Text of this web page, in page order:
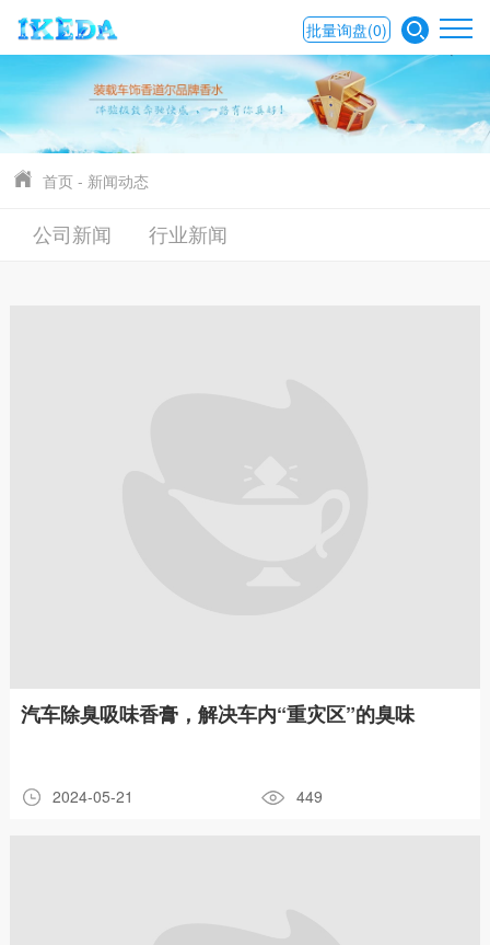
批量询盘(0)
首页 - 新闻动态
公司新闻 行业新闻
汽车除臭吸味香膏，解决车内“重灾区”的臭味
2024-05-21 449